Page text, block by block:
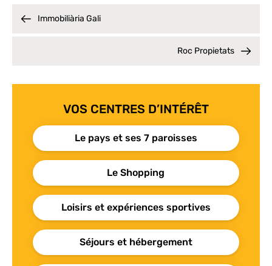
Immobiliària Gali
Roc Propietats
VOS CENTRES D’INTÉRÊT
Le pays et ses 7 paroisses
Le Shopping
Loisirs et expériences sportives
Séjours et hébergement